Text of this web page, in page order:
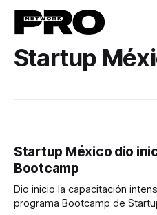
Startup
Startup México dio
Bootcamp
Dio inicio la capacitación
programa Bootcamp de